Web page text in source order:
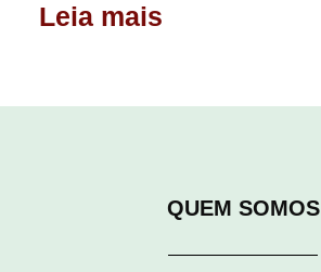
Leia mais
QUEM SOMOS